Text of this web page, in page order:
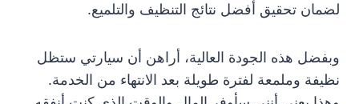
لضمان تحقيق أفضل نتائج التنظيف والتلميع.
وبفضل هذه الجودة العالية، أراهن أن سيارتي ستظل
نظيفة وملمعة لفترة طويلة بعد الانتهاء من الخدمة.